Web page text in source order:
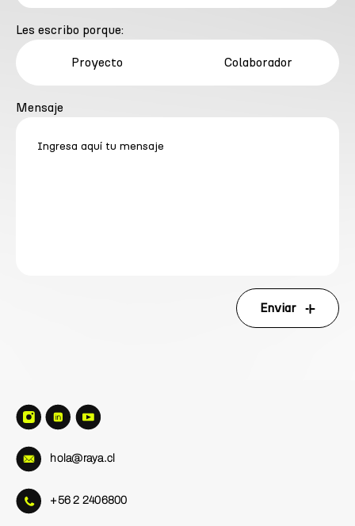
Les escribo porque:
Proyecto Colaborador
Mensaje
Enviar
hola@raya.cl
+56 2 2406800